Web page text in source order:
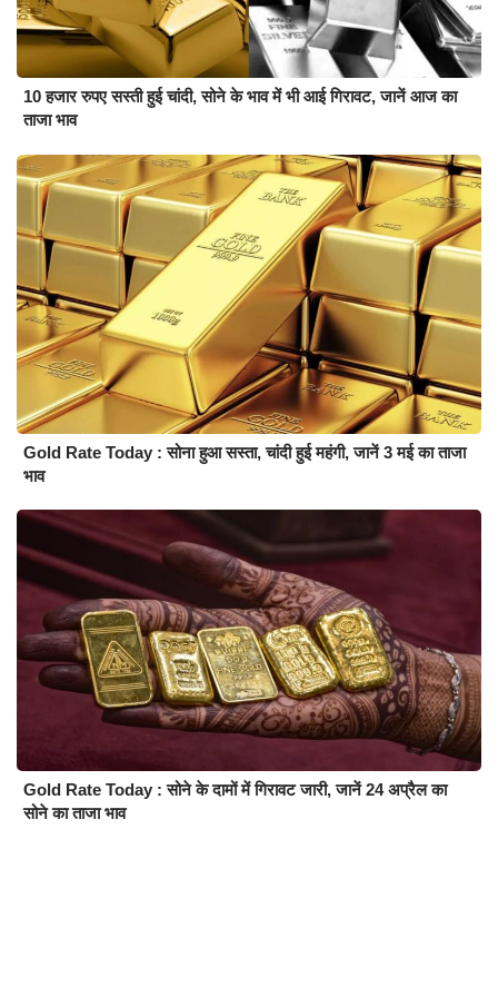
10 हजार रुपए सस्ती हुई चांदी, सोने के भाव में भी आई गिरावट, जानें आज का
ताजा भाव
Gold Rate Today : सोना हुआ सस्ता, चांदी हुई महंगी, जानें 3 मई का ताजा
भाव
Gold Rate Today : सोने के दामों में गिरावट जारी, जानें 24 अप्रैल का
सोने का ताजा भाव